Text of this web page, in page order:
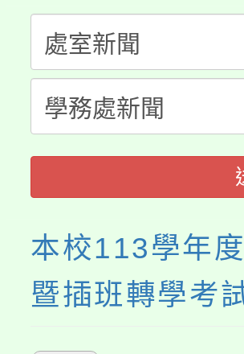
代理(課)教師
公告本校115
代理(課)教師
轉知中國文化
《TA101》溝
程，歡迎學
系所師生報名
本校113學年
暨插班轉學考